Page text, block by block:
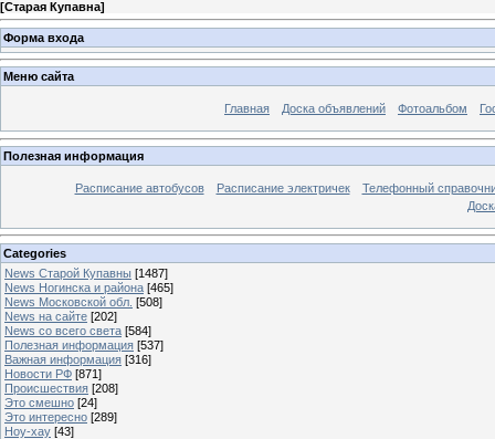
[Старая Купавна]
Форма входа
Меню сайта
Главная Доска объявлений Фотоальбом
Полезная информация
Расписание автобусов Расписание электричек
Телефонный
Categories
News Старой Купавны [1487]
News Ногинска и района [465]
News Московской обл. [508]
News на сайте [202]
News со всего света [584]
Полезная информация [537]
Важная информация [316]
Новости РФ [871]
Происшествия [208]
Это смешно [24]
Это интересно [289]
Ноу-хау [43]